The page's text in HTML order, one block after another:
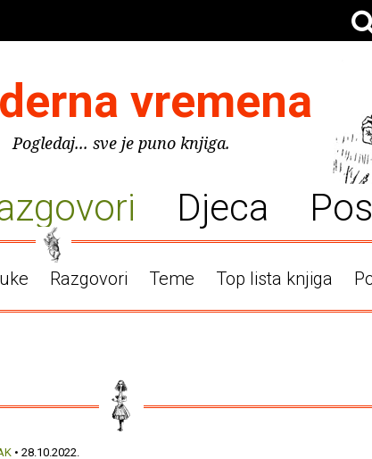
vremena
Pogledaj... sve je puno knjiga.
Djeca
Razgovori Teme Top lista knjiga
• 28.10.2022.